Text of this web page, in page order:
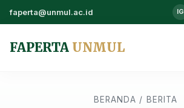
faperta@unmul.ac.id IG
FAPERTA UNMUL
BERANDA / BERITA